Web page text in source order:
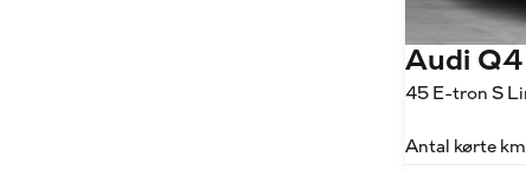
Audi Q4
Antal kørte km